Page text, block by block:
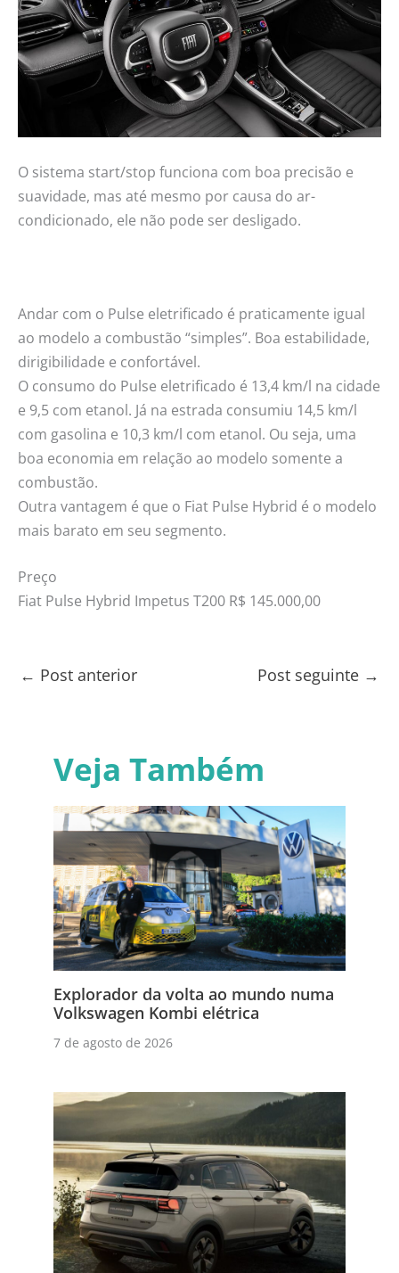
O sistema start/stop funciona com boa precisão e
suavidade, mas até mesmo por causa do ar-
condicionado, ele não pode ser desligado.
Andar com o Pulse eletrificado é praticamente igual
ao modelo a combustão “simples”. Boa estabilidade,
dirigibilidade e confortável.
O consumo do Pulse eletrificado é 13,4 km/l na cidade
e 9,5 com etanol. Já na estrada consumiu 14,5 km/l
com gasolina e 10,3 km/l com etanol. Ou seja, uma
boa economia em relação ao modelo somente a
combustão.
Outra vantagem é que o Fiat Pulse Hybrid é o modelo
mais barato em seu segmento.
Preço
Fiat Pulse Hybrid Impetus T200 R$ 145.000,00
← Post anterior Post seguinte →
Veja Também
Explorador da volta ao mundo numa
Volkswagen Kombi elétrica
7 de agosto de 2026